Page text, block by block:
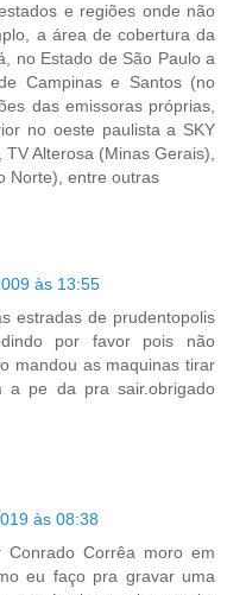
e regiões onde não
a área de cobertura da
no Estado de São Paulo a
Campinas e Santos (no
das emissoras próprias,
no oeste paulista a SKY
Alterosa (Minas Gerais),
Norte), entre outras
às 13:55
estradas de prudentopolis
por favor pois não
mandou as maquinas tirar
a pe da pra sair.obrigado
às 08:38
Corrêa moro em
eu faço pra gravar uma